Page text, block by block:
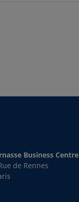
Business Centre
de Rennes